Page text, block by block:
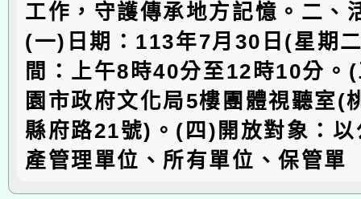
工作，守護傳承地方記憶。二、
(一)日期：113年7月30日(星期
間：上午8時40分至12時10分。
園市政府文化局5樓團體視聽室(
縣府路21號)。(四)開放對象：
產管理單位、所有單位、保管單